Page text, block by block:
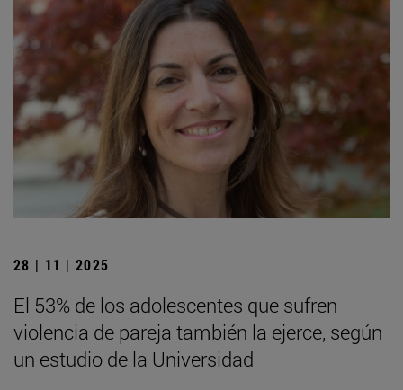
28 | 11 | 2025
El 53% de los adolescentes que sufren
violencia de pareja también la ejerce, según
un estudio de la Universidad